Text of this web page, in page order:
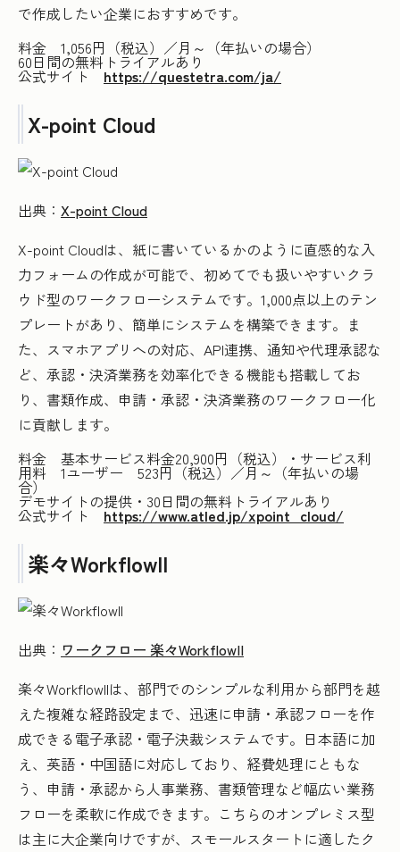
で作成したい企業におすすめです。
料金 1,056円（税込）／月～（年払いの場合）
60日間の無料トライアルあり
公式サイトhttps://questetra.com/ja/
X-point Cloud
出典： X-point Cloud
X-point Cloudは、紙に書いているかのように直感的な入
力フォームの作成が可能で、初めてでも扱いやすいクラ
ウド型のワークフローシステムです。1,000点以上のテン
プレートがあり、簡単にシステムを構築できます。ま
た、スマホアプリへの対応、API連携、通知や代理承認な
ど、承認・決済業務を効率化できる機能も搭載してお
り、書類作成、申請・承認・決済業務のワークフロー化
に貢献します。
料金 基本サービス料金20,900円（税込）・サービス利
用料 1ユーザー 523円（税込）／月～（年払いの場
合）
デモサイトの提供・30日間の無料トライアルあり
公式サイト https://www.atled.jp/xpoint_cloud/
楽々WorkflowII
出典： ワークフロー 楽々WorkflowII
楽々WorkflowIIは、部門でのシンプルな利用から部門を越
えた複雑な経路設定まで、迅速に申請・承認フローを作
成できる電子承認・電子決裁システムです。日本語に加
え、英語・中国語に対応しており、経費処理にともな
う、申請・承認から人事業務、書類管理など幅広い業務
フローを柔軟に作成できます。こちらのオンプレミス型
は主に大企業向けですが、スモールスタートに適したク